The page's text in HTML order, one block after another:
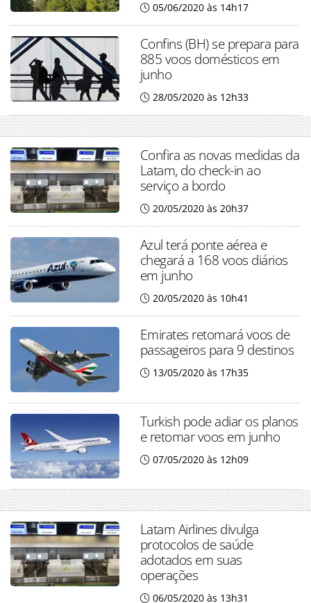
05/06/2020 às 14h17
Confins (BH) se prepara para
885 voos domésticos em
junho
28/05/2020 às 12h33
Confira as novas medidas da
Latam, do check-in ao
serviço a bordo
20/05/2020 às 20h37
Azul terá ponte aérea e
chegará a 168 voos diários
em junho
20/05/2020 às 10h41
Emirates retomará voos de
passageiros para 9 destinos
13/05/2020 às 17h35
Turkish pode adiar os planos
e retomar voos em junho
07/05/2020 às 12h09
Latam Airlines divulga
protocolos de saúde
adotados em suas
operações
06/05/2020 às 13h31